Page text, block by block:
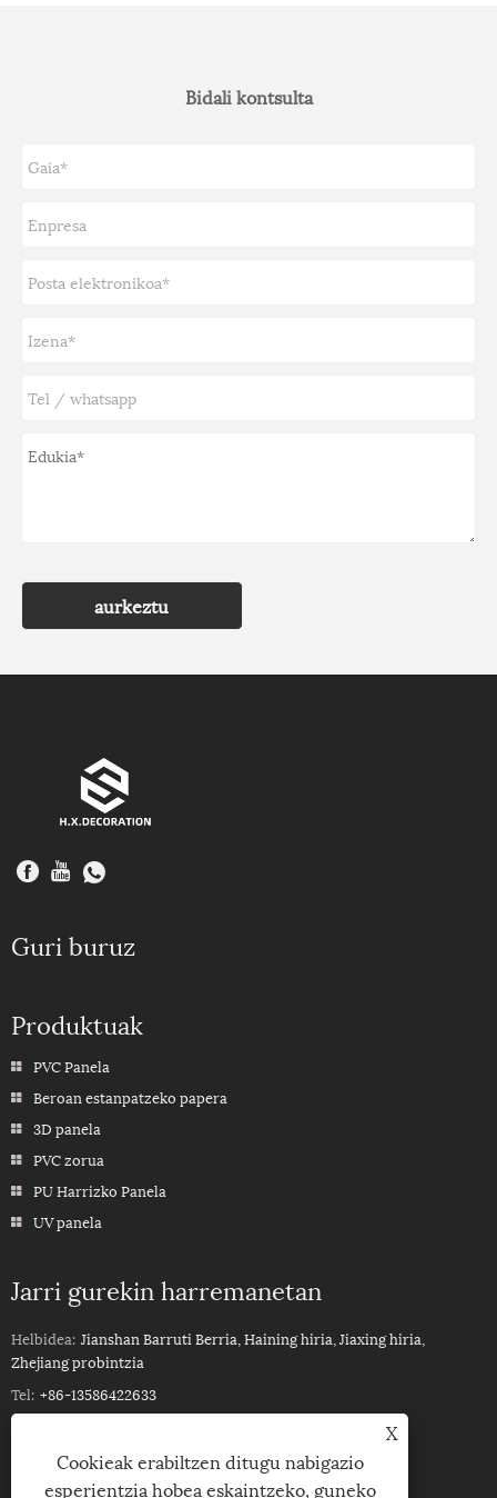
Bidali kontsulta
aurkeztu
Guri buruz
Produktuak
PVC Panela
Beroan estanpatzeko papera
3D panela
PVC zorua
PU Harrizko Panela
UV panela
Jarri gurekin harremanetan
Helbidea: Jianshan Barruti Berria, Haining hiria, Jiaxing hiria,
Zhejiang probintzia
Tel: +86-13586422633
Posta elektronikoa: ROSSPVCPANEL88@YEAH.NET
X
Cookieak erabiltzen ditugu nabigazio
esperientzia hobea eskaintzeko, guneko